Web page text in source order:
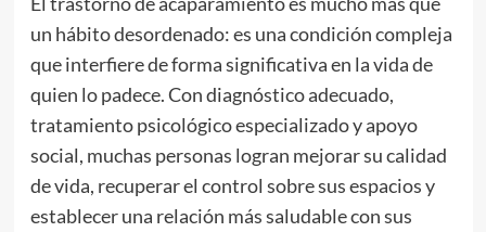
un hábito desordenado: es una condición compleja
que interfiere de forma significativa en la vida de
quien lo padece. Con diagnóstico adecuado,
tratamiento psicológico especializado y apoyo
social, muchas personas logran mejorar su calidad
de vida, recuperar el control sobre sus espacios y
establecer una relación más saludable con sus